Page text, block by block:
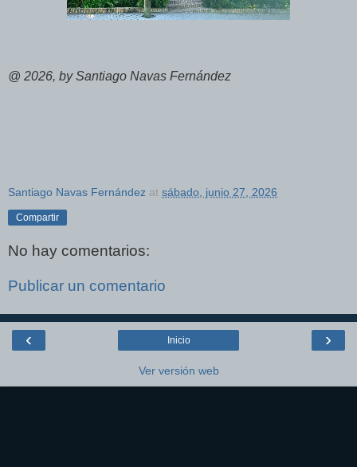
@ 2026, by Santiago Navas Fernández
Santiago Navas Fernández at sábado, junio 27, 2026
Compartir
No hay comentarios:
Publicar un comentario
‹ ›
Inicio
Ver versión web